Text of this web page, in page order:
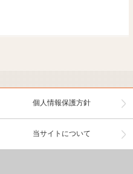
個人情報保護方針
当サイトについて